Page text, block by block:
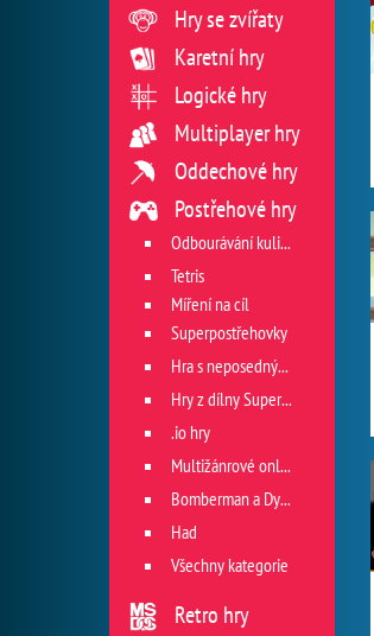
Hry se zvířaty
Karetní hry
Logické hry
Multiplayer hry
Oddechové hry
Postřehové hry
Odbourávání kuliček
Tetris
Míření na cíl
Superpostřehovky
Hra s neposedným míčkem
Hry z dílny Superhry.cz
.io hry
Multižánrové online hry
Bomberman a Dyna Blaster
Had
Všechny kategorie
Retro hry